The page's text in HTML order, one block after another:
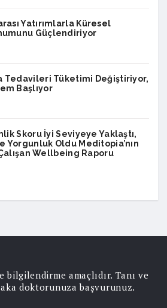
Yatırımlarla Küresel
Güçlendiriyor
Tedavileri Tüketimi Değiştiriyor,
Başlıyor
Skoru İyi Seviyeye Yaklaştı,
Yorgunluk Oldu Meditopia’nın
Çalışan Wellbeing Raporu
bilgilendirme amaçlıdır. Tanı ve
doktorunuza başvurunuz.